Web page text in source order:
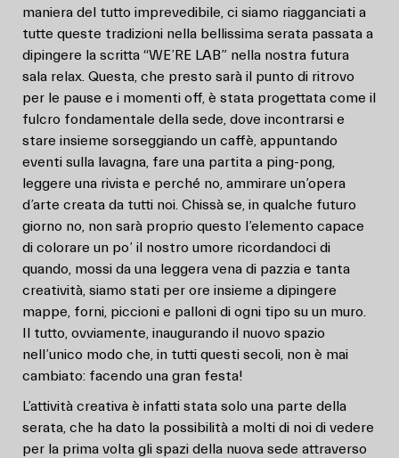
maniera del tutto imprevedibile, ci siamo riagganciati a
tutte queste tradizioni nella bellissima serata passata a
dipingere la scritta “WE’RE LAB” nella nostra futura
sala relax. Questa, che presto sarà il punto di ritrovo
per le pause e i momenti off, è stata progettata come il
fulcro fondamentale della sede, dove incontrarsi e
stare insieme sorseggiando un caffè, appuntando
eventi sulla lavagna, fare una partita a ping-pong,
leggere una rivista e perché no, ammirare un’opera
d’arte creata da tutti noi. Chissà se, in qualche futuro
giorno no, non sarà proprio questo l’elemento capace
di colorare un po’ il nostro umore ricordandoci di
quando, mossi da una leggera vena di pazzia e tanta
creatività, siamo stati per ore insieme a dipingere
mappe, forni, piccioni e palloni di ogni tipo su un muro.
Il tutto, ovviamente, inaugurando il nuovo spazio
nell’unico modo che, in tutti questi secoli, non è mai
cambiato: facendo una gran festa!
L’attività creativa è infatti stata solo una parte della
serata, che ha dato la possibilità a molti di noi di vedere
per la prima volta gli spazi della nuova sede attraverso